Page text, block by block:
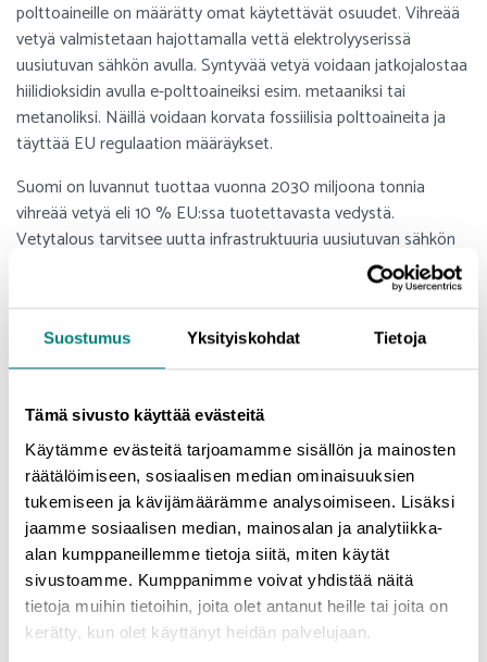
Suostumus Yksityiskohdat Tietoja
Tämä sivusto käyttää evästeitä
Käytämme evästeitä tarjoamamme sisällön ja mainosten
räätälöimiseen, sosiaalisen median ominaisuuksien
tukemiseen ja kävijämäärämme analysoimiseen. Lisäksi
jaamme sosiaalisen median, mainosalan ja analytiikka-
alan kumppaneillemme tietoja siitä, miten käytät
sivustoamme. Kumppanimme voivat yhdistää näitä
tietoja muihin tietoihin, joita olet antanut heille tai joita on
kerätty, kun olet käyttänyt heidän palvelujaan.
polttoaineille on määrätty omat käytettävät osuudet. Vihreää
vetyä valmistetaan hajottamalla vettä elektrolyyserissä
uusiutuvan sähkön avulla. Syntyvää vetyä voidaan jatkojalostaa
hiilidioksidin avulla e-polttoaineiksi esim. metaaniksi tai
metanoliksi. Näillä voidaan korvata fossiilisia polttoaineita ja
täyttää EU regulaation määräykset.
Suomi on luvannut tuottaa vuonna 2030 miljoona tonnia
vihreää vetyä eli 10 % EU:ssa tuotettavasta vedystä.
Vetytalous tarvitsee uutta infrastruktuuria uusiutuvan sähkön
tuotantoa, uutta sähkönsiirtokapasiteettia ja vedyn
siirtokapasiteettia varten. Valtionyhtiöt Fingrid Oy ja Gasgrid
Oy ovat kantaverkon ja kaasujen siirtoverkostojen omistajia.
Heidän vastuullaan on rakentaa vetytalouden tarvitsemaa
uutta infraa. Gasgrid Oy on aloittanut Suomen vedyn
YVA-vaiheessa jo Satakunnassakin. Satakunnan osalta
Prizztech Oy on teettänyt oman alueellisten vedyn
jakeluputkistojen esiselvityksen. Sen tulokset löytyvät alta.